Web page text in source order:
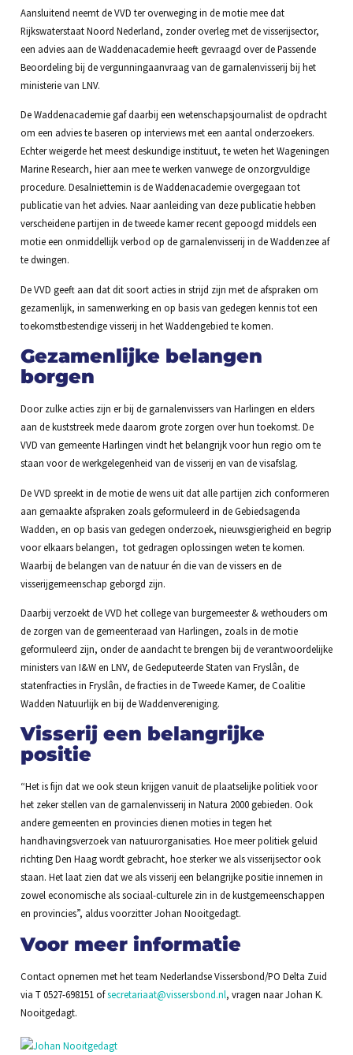
Aansluitend neemt de VVD ter overweging in de motie mee dat
Rijkswaterstaat Noord Nederland, zonder overleg met de visserijsector,
een advies aan de Waddenacademie heeft gevraagd over de Passende
Beoordeling bij de vergunningaanvraag van de garnalenvisserij bij het
ministerie van LNV.
De Waddenacademie gaf daarbij een wetenschapsjournalist de opdracht
om een advies te baseren op interviews met een aantal onderzoekers.
Echter weigerde het meest deskundige instituut, te weten het Wageningen
Marine Research, hier aan mee te werken vanwege de onzorgvuldige
procedure. Desalniettemin is de Waddenacademie overgegaan tot
publicatie van het advies. Naar aanleiding van deze publicatie hebben
verscheidene partijen in de tweede kamer recent gepoogd middels een
motie een onmiddellijk verbod op de garnalenvisserij in de Waddenzee af
te dwingen.
De VVD geeft aan dat dit soort acties in strijd zijn met de afspraken om
gezamenlijk, in samenwerking en op basis van gedegen kennis tot een
toekomstbestendige visserij in het Waddengebied te komen.
Gezamenlijke belangen
borgen
Door zulke acties zijn er bij de garnalenvissers van Harlingen en elders
aan de kuststreek mede daarom grote zorgen over hun toekomst. De
VVD van gemeente Harlingen vindt het belangrijk voor hun regio om te
staan voor de werkgelegenheid van de visserij en van de visafslag.
De VVD spreekt in de motie de wens uit dat alle partijen zich conformeren
aan gemaakte afspraken zoals geformuleerd in de Gebiedsagenda
Wadden, en op basis van gedegen onderzoek, nieuwsgierigheid en begrip
voor elkaars belangen, tot gedragen oplossingen weten te komen.
Waarbij de belangen van de natuur én die van de vissers en de
visserijgemeenschap geborgd zijn.
Daarbij verzoekt de VVD het college van burgemeester & wethouders om
de zorgen van de gemeenteraad van Harlingen, zoals in de motie
geformuleerd zijn, onder de aandacht te brengen bij de verantwoordelijke
ministers van I&W en LNV, de Gedeputeerde Staten van Fryslân, de
statenfracties in Fryslân, de fracties in de Tweede Kamer, de Coalitie
Wadden Natuurlijk en bij de Waddenvereniging.
Visserij een belangrijke
positie
“Het is fijn dat we ook steun krijgen vanuit de plaatselijke politiek voor
het zeker stellen van de garnalenvisserij in Natura 2000 gebieden. Ook
andere gemeenten en provincies dienen moties in tegen het
handhavingsverzoek van natuurorganisaties. Hoe meer politiek geluid
richting Den Haag wordt gebracht, hoe sterker we als visserijsector ook
staan. Het laat zien dat we als visserij een belangrijke positie innemen in
zowel economische als sociaal-culturele zin in de kustgemeenschappen
en provincies”, aldus voorzitter Johan Nooitgedagt.
Voor meer informatie
Contact opnemen met het team Nederlandse Vissersbond/PO Delta Zuid
via T 0527-698151 ofsecretariaat@vissersbond.nl, vragen naar Johan K.
Nooitgedagt.